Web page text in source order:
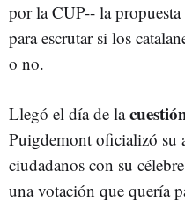
por la CUP-- la
para escrutar si los
o no.
Llegó el día de la
Puigdemont oficializó su
ciudadanos con su
una votación que quería